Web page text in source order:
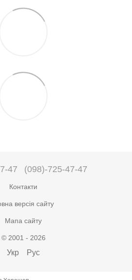
47 (098)-725-47-47
Контакти
версія сайту
Мапа сайту
© 2001 - 2026
Укр Рус